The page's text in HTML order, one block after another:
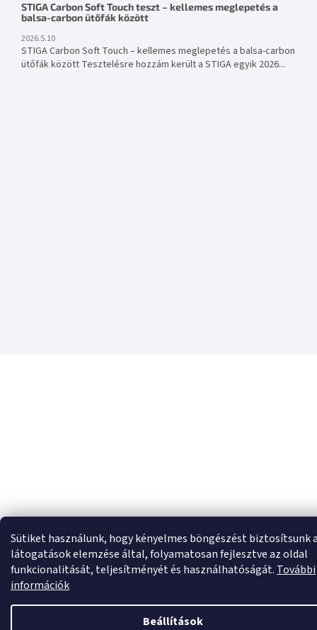
Sütiket használunk, hogy kényelmes böngészést biztosítsunk
látogatások elemzése által, folyamatosan fejlesztve az oldal
funkcionalitását, teljesítményét és használhatóságát. További
információk
Beállítások
STIGA Carbon Soft Touch teszt – kellemes meglepetés a
balsa-carbon ütőfák között
2026.5.10
STIGA Carbon Soft Touch – kellemes meglepetés a balsa-carbon
ütőfák között Tesztelésre hozzám került a STIGA egyik 2026...